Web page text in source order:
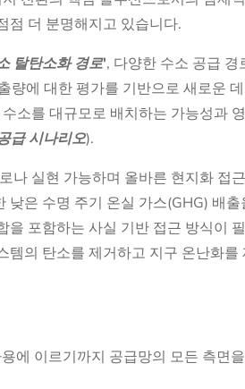
점 더 분명해지고 있습니다.
탈탄소화 경로', 다양한 수소 공급
량에 대한 평가를 기반으로 새로운
소를 대규모로 배치하는 가능성과
급 시나리오).
나 실현 가능하며 올바른 현지화 접
은 수명 주기 온실 가스(GHG) 배
포함하는 사실 기반 접근 방식이
의 탄소를 제거하고 지구 온난화를
에 이르기까지 공급망의 모든 측면